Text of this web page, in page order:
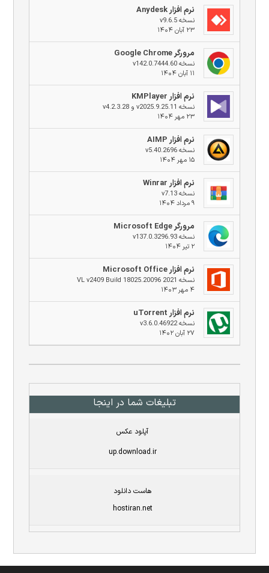
نرم افزار Anydesk
نسخه v9.6.5
۲۳ آبان ۱۴۰۴
مرورگر Google Chrome
نسخه v142.0.7444.60
۱۱ آبان ۱۴۰۴
نرم افزار KMPlayer
نسخه v2025.9.25.11 و v4.2.3.28
۲۳ مهر ۱۴۰۴
نرم افزار AIMP
نسخه v5.40.2696
۱۵ مهر ۱۴۰۴
نرم افزار Winrar
نسخه v7.13
۹ مرداد ۱۴۰۴
مرورگر Microsoft Edge
نسخه v137.0.3296.93
۲ تیر ۱۴۰۴
نرم افزار Microsoft Office
نسخه 2021 VL v2409 Build 18025.20096
۴ مهر ۱۴۰۳
نرم افزار uTorrent
نسخه v3.6.0.46922
۲۷ آبان ۱۴۰۲
تبلیغات شما در اینجا
آپلود عکس
up.download.ir
هاست دانلود
hostiran.net